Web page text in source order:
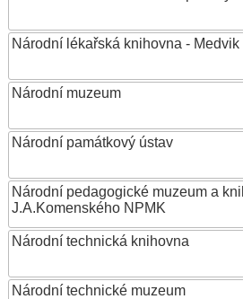
Národní lékařská knihovna - Medvik
Národní muzeum
Národní památkový ústav
Národní pedagogické muzeum a
J.A.Komenského NPMK
Národní technická knihovna
Národní technické muzeum